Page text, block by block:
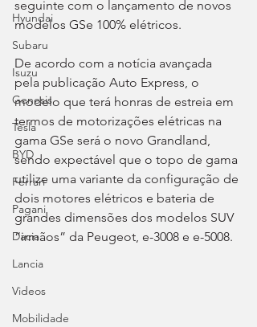
Hyundai
Subaru
Isuzu
Genesis
Tesla
BYD
Ferrari
Pagani
Dacia
Lancia
Videos
Mobilidade
seguinte com o lançamento de novos
modelos GSe 100% elétricos.
De acordo com a notícia avançada
pela publicação Auto Express, o
modelo que terá honras de estreia em
termos de motorizações elétricas na
gama GSe será o novo Grandland,
sendo expectável que o topo de gama
utilize uma variante da configuração de
dois motores elétricos e bateria de
grandes dimensões dos modelos SUV
“irmãos” da Peugeot, e-3008 e e-5008.